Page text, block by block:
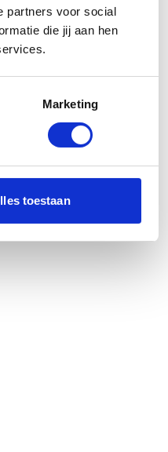
partners voor social
die jij aan hen
Marketing
toestaan